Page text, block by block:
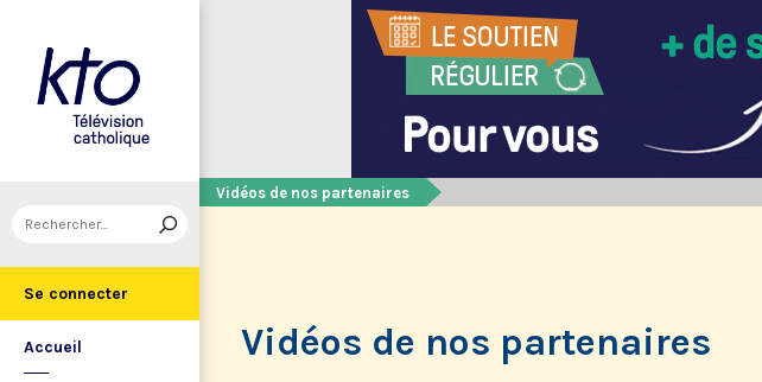
Se connecter
Accueil
Vidéos de nos partenaires
Vidéos de nos partenaires